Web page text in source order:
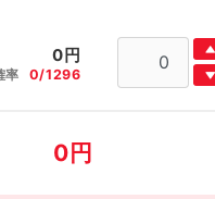
0円
率 0/1296
0 円